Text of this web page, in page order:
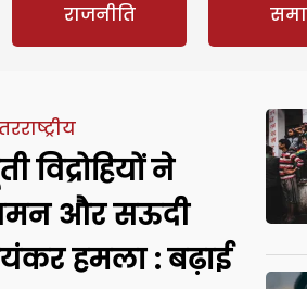
राजनीति
विद्रोहियों ने
और सऊदी
हमला : बढ़ाई